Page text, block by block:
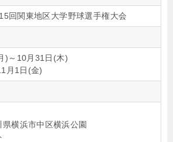
回関東地区大学野球選手権大会
)～10月31日(木)
月1日(金)
横浜市中区横浜公園